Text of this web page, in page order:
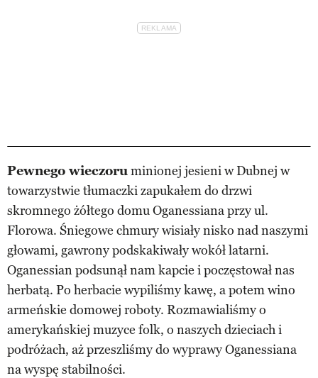
Pewnego wieczoruminionej jesieni w Dubnej w
towarzystwie tłumaczki zapukałem do drzwi
skromnego żółtego domu Oganessiana przy ul.
Florowa. Śniegowe chmury wisiały nisko nad naszymi
głowami, gawrony podskakiwały wokół latarni.
Oganessian podsunął nam kapcie i poczęstował nas
herbatą. Po herbacie wypiliśmy kawę, a potem wino
armeńskie domowej roboty. Rozmawialiśmy o
amerykańskiej muzyce folk, o naszych dzieciach i
podróżach, aż przeszliśmy do wyprawy Oganessiana
na wyspę stabilności.